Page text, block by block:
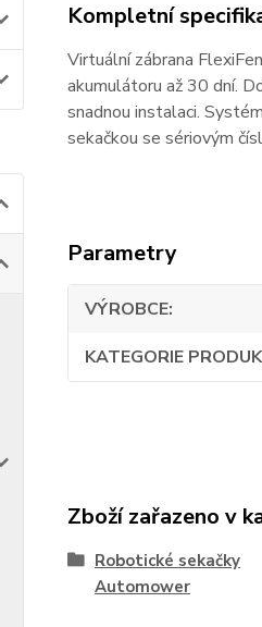
Kompletní
Virtuální zábrana
akumulátoru až 30 dní.
snadnou instalaci.
sekačkou se sériovým
Parametry
VÝROBCE
KATEGORIE
Zboží zařazeno v
Robotické sekačky
Automower